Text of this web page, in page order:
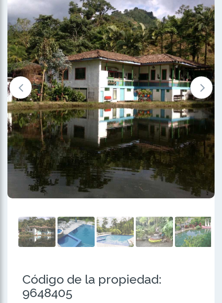
Código de la propiedad:
9648405